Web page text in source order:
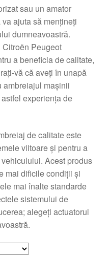
sau un amator
ajuta să mențineți
dumneavoastră.
Peugeot
a beneficia de calitate,
vă că aveți în unapă
ambreiajul mașinii
experiența de
de calitate este
viitoare și pentru a
Acest produs
mai dificile condiții și
mai înalte standarde
sistemului de
alegeți actuatorul